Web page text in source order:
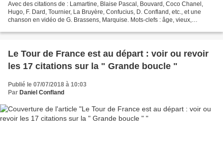
Avec des citations de : Lamartine, Blaise Pascal, Bouvard, Coco Chanel,
Hugo, F. Dard, Tournier, La Bruyère, Confucius, D. Confland, etc., et une
chanson en vidéo de G. Brassens, Marquise. Mots-clefs : âge, vieux,
Le Tour de France est au départ : voir ou revoir
les 17 citations sur la " Grande boucle "
Publié le 07/07/2018 à 10:03
Par Daniel Confland